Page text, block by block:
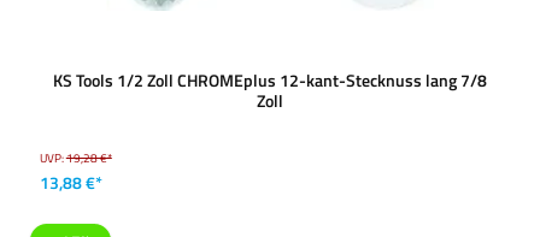
KS Tools 1/2 Zoll CHROMEplus 12-kant-Stecknuss lang 7/8
Zoll
UVP:19,28 €*
13,88 €*